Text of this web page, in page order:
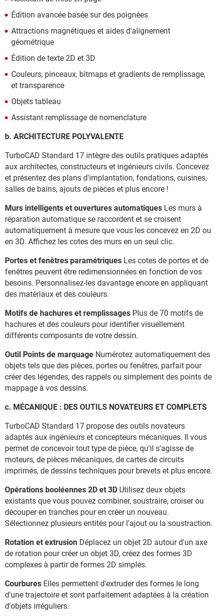
Édition avancée basée sur des poignées
Attractions magnétiques et aides d'alignement
géométrique
Édition de texte 2D et 3D
Couleurs, pinceaux, bitmaps et gradients de remplissage,
et transparence
Objets tableau
Assistant remplissage de nomenclature
b. ARCHITECTURE POLYVALENTE
TurboCAD Standard 17 intègre des outils pratiques adaptés
aux architectes, constructeurs et ingénieurs civils. Concevez
et présentez des plans d'implantation, fondations, cuisines,
salles de bains, ajouts de pièces et plus encore !
Murs intelligents et ouvertures automatiques Les murs à
réparation automatique se raccordent et se croisent
automatiquement à mesure que vous les concevez en 2D ou
en 3D. Affichez les cotes des murs en un seul clic.
Portes et fenêtres paramétriques Les cotes de portes et de
fenêtres peuvent être redimensionnées en fonction de vos
besoins. Personnalisez-les davantage encore en appliquant
des matériaux et des couleurs.
Motifs de hachures et remplissages Plus de 70 motifs de
hachures et des couleurs pour identifier visuellement
différents composants de votre dessin.
Outil Points de marquage Numérotez automatiquement des
objets tels que des pièces, portes ou fenêtres, parfait pour
créer des légendes, des rappels ou simplement des points de
mappage à vos dessins.
c. MÉCANIQUE : DES OUTILS NOVATEURS ET COMPLETS
TurboCAD Standard 17 propose des outils novateurs
adaptés aux ingénieurs et concepteurs mécaniques. Il vous
permet de concevoir tout type de pièce, qu'il s'agisse de
moteurs, de pièces mécaniques, de cartes de circuits
imprimés, de dessins techniques pour brevets et plus encore.
Opérations booléennes 2D et 3D Utilisez deux objets
existants que vous pouvez combiner, soustraire, croiser ou
découper en tranches pour en créer un nouveau.
Sélectionnez plusieurs entités pour l'ajout ou la soustraction.
Rotation et extrusion Déplacez un objet 2D autour d'un axe
de rotation pour créer un objet 3D, créez des formes 3D
complexes à partir de formes 2D simples.
Courbures Elles permettent d'extruder des formes le long
d'une trajectoire et sont parfaitement adaptées à la création
d'objets irréguliers.